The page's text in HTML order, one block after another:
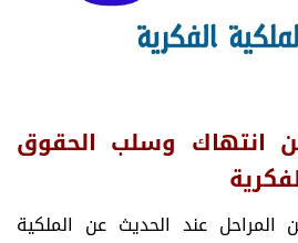
عن انتهاك وسلب الحقوق
عند الحديث عن الملكية